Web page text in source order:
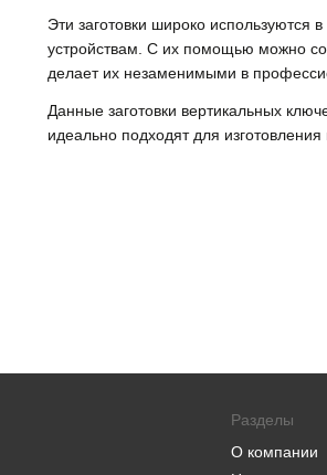
Эти заготовки широко
устройствам. С их помощью можно
делает их незаменимыми в
Данные заготовки вертикальных
идеально подходят для
Разделы
О компании